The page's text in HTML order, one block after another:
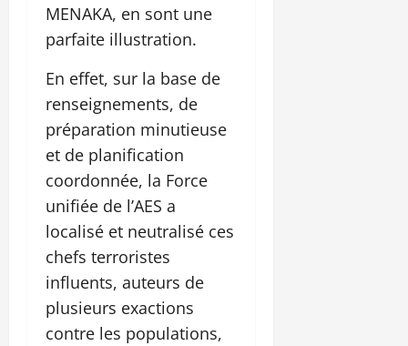
MENAKA, en sont une
parfaite illustration.
En effet, sur la base de
renseignements, de
préparation minutieuse
et de planification
coordonnée, la Force
unifiée de l’AES a
localisé et neutralisé ces
chefs terroristes
influents, auteurs de
plusieurs exactions
contre les populations,